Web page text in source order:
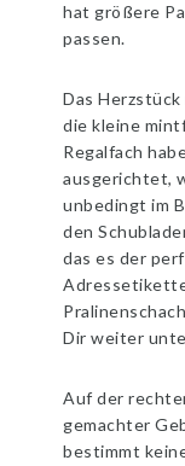
hat größere
passen.
Das
die kleine
Regalfach
ausgerichtet,
unbedingt im
den
das es der
Dir weiter
Auf der
gemachter
bestimmt